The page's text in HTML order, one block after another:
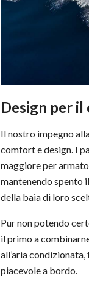
Design per
Il nostro impegno
comfort e design. I
maggiore per
mantenendo spento
della baia di loro
Pur non potendo
il primo a
all’aria
piacevole a bordo.